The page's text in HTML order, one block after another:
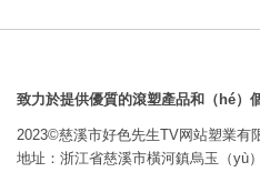
致力於提供優質的滾塑產品和（hé）
2023©慈溪市好色先生TV网站塑業有
地址：浙江省慈溪市橫河鎮烏玉（yù